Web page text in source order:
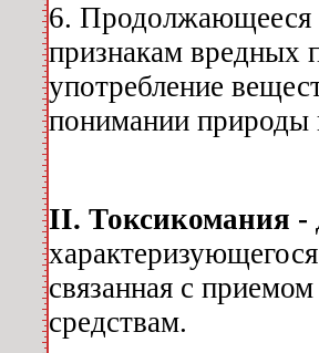
6. Продолжающееся
признакам вредных
употребление
понимании природы
II. Токсикомания -
связанная с
средствам.